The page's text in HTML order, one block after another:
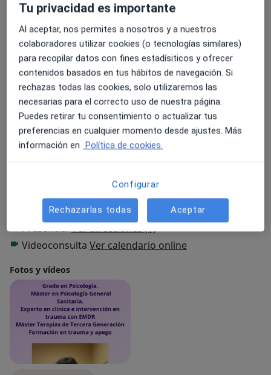
presente.
Formo parte del equipo multidisciplinar de
Psicosagra, donde trabajamos desde unparadigma
neuroafirmativo. Mi objetivo es ofrecer un espacio
seguro y libre de juicios para personas con TDAH,
Autismo (TEA) y Altas Capacidades, ayudándoles a
comprender su funcionamiento único y a construir
una vida que respete su neurotipo.
ver másSobre mí
Enfoque terapéutico
Psicoterapia integradora
Tipos de consulta
PresencialVer direcciones (1)
Videoconsulta Ver calendario online
Fotos y vídeos
Tu privacidad es importante
Al aceptar, nos permites a nosotros y a nuestros
colaboradores utilizar cookies (o tecnologías similares)
para recopilar datos con fines estadísiticos y ofrecer
contenidos basados en tus hábitos de navegación. Si
rechazas todas las cookies, solo utilizaremos las
necesarias para el correcto uso de nuestra página.
Puedes retirar tu consentimiento o actualizar tus
preferencias en cualquier momento desde ajustes. Más
información en Política de cookies.
Configurar
Rechazarlas todas Aceptar